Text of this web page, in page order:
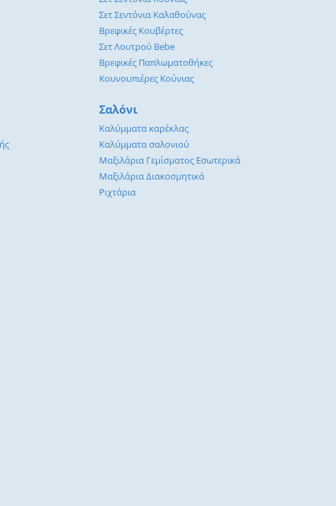
Σετ Σεντόνια Καλαθούνας
Βρεφικές Κουβέρτες
Σετ Λουτρού Bebe
Βρεφικές Παπλωματοθήκες
Κουνουπιέρες Κούνιας
Σαλόνι
Καλύμματα καρέκλας
Καλύμματα σαλονιού
Μαξιλάρια Γεμίσματος Εσωτερικά
Μαξιλάρια Διακοσμητικά
Ριχτάρια